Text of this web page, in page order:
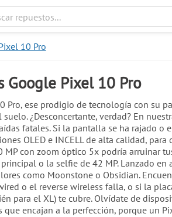
10 Pro
Google Pixel 10 Pro
Pro, ese prodigio de tecnología con su
¿Desconcertante, verdad? En
fatales. Si la pantalla se ha rajado o
OLED e INCELL de alta calidad,
con zoom óptico 5x podría arruinar
o la selfie de 42 MP. Lanzado en
como Moonstone o Obsidian.
o el reverse wireless falla, o si la
para el XL) te cubre. Olvídate de
que encajan a la perfección, porque un